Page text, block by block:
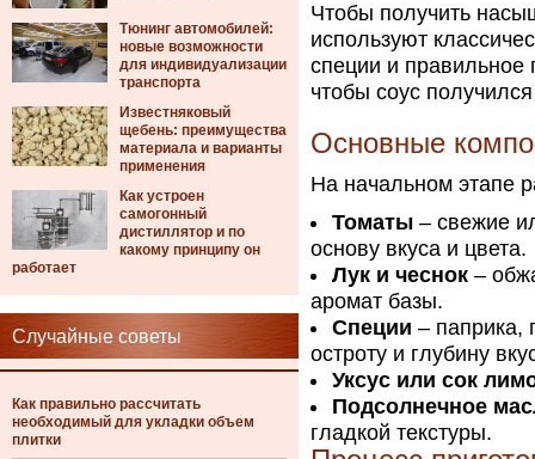
Тюнинг автомобилей:
новые возможности
для индивидуализации
транспорта
Известняковый
щебень: преимущества
материала и варианты
применения
Как устроен
самогонный
дистиллятор и по
какому принципу он
работает
Случайные советы
Как правильно рассчитать
необходимый для укладки объем
плитки
Чтобы получить
используют
специи и правильное
чтобы соус
Основные
На начальном этапе
Томаты – свежие
основу вкуса и цвета.
Лук и чеснок –
аромат базы.
Специи – паприка,
остроту и глубину
Уксус или сок
Подсолнечное
гладкой текстуры.